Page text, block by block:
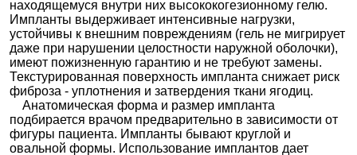
находящемуся внутри них высококогезионному гелю.
Импланты выдерживает интенсивные нагрузки,
устойчивы к внешним повреждениям (гель не мигрирует
даже при нарушении целостности наружной оболочки),
имеют пожизненную гарантию и не требуют замены.
Текстурированная поверхность импланта снижает риск
фиброза - уплотнения и затвердения ткани ягодиц.
Анатомическая форма и размер импланта
подбирается врачом предварительно в зависимости от
фигуры пациента. Импланты бывают круглой и
овальной формы. Использование имплантов дает